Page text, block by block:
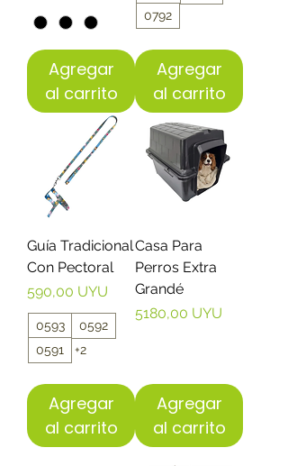
Agregar
al carrito
0792
Agregar
al carrito
Guía Tradicional
Con Pectoral
Precio
590,00 UYU
0593
0592
0591
+2
Agregar
al carrito
Casa Para
Perros Extra
Grandé
Precio
5180,00 UYU
Agregar
al carrito